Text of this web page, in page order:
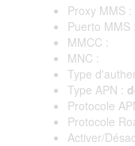
Proxy MMS :
Puerto MMS :
MMCC :
MNC :
Type
Type APN :
Protocole
Protocole
Activer/